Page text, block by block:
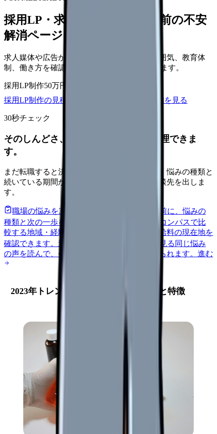
採用LP・求人ページを、応募前の不安
解消ページにできます
求人媒体や広告から来た看護師が、職場の雰囲気、教育体
制、働き方を確認して応募できるLPを設計します。
採用LP制作50万円〜
採用LP制作の見積もりを依頼
サービス詳細を見る
30秒チェック
そのしんどさ、転職すべきサインか整理できま
す。
まだ転職すると決めていなくても大丈夫です。悩みの種類と
続いている期間から、次に見るべき記事と相談先を出しま
す。
職場の悩みを30秒で診断
辞めるべきか迷う前に、悩みの
種類と次の一歩を整理します。
給料コンパスで比
較する地域・経験年数・施設形態から、今の給料の現在地を
確認できます。 進む 匿名掲示板で本音を見る 同じ悩み
の声を読んで、今の職場だけの問題か確かめられます。 進む
2023年トレンド分析：採用動画の変化と特徴